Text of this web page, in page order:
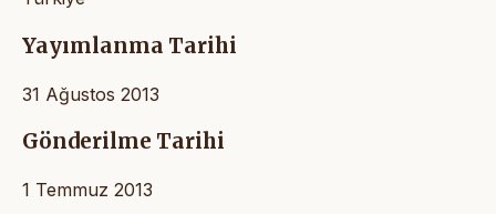
Yayımlanma Tarihi
31 Ağustos 2013
Gönderilme Tarihi
1 Temmuz 2013